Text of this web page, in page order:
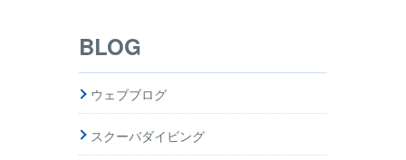
BLOG
ウェブブログ
スクーバダイビング